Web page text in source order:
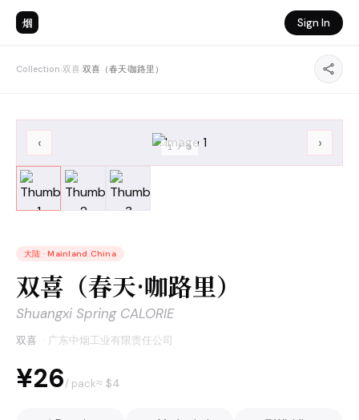
烟 Sign In
Collection›双喜›双喜（春天·咖路里）
‹ ›
1/3
大陆 · Mainland China
双喜（春天·咖路里）
Shuangxi Spring CALORIE
双喜 · 广东中烟工业有限责任公司
¥26/ pack≈ $4